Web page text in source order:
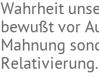
Wahrheit
bewußt vor
Mahnung
Relativierung.